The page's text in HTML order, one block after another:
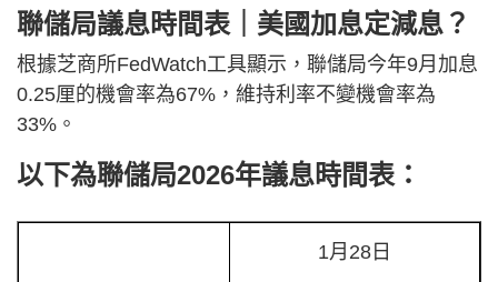
聯儲局議息時間表｜美國加息定減息？
根據芝商所FedWatch工具顯示，聯儲局今年9月加息
0.25厘的機會率為67%，維持利率不變機會率為
33%。
以下為聯儲局2026年議息時間表：
1月28日